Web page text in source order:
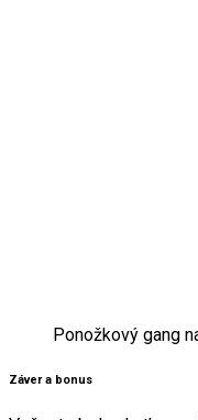
Ponožkový gang
Záver a bonus